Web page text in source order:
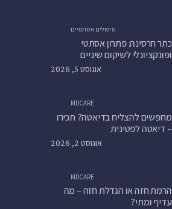
טיפולים אסתטיים
כתר חרסינה: פתרון אסתטי
ופונקציונלי לשיקום שיניים
אוגוסט 5, 2026
MDCARE
מחפשים להצליח בדיאטה? תכירו
– דיאטה לפטינית
אוגוסט 2, 2026
MDCARE
הרמת חזה או הגדלת חזה – מה
עדיף ומתי?